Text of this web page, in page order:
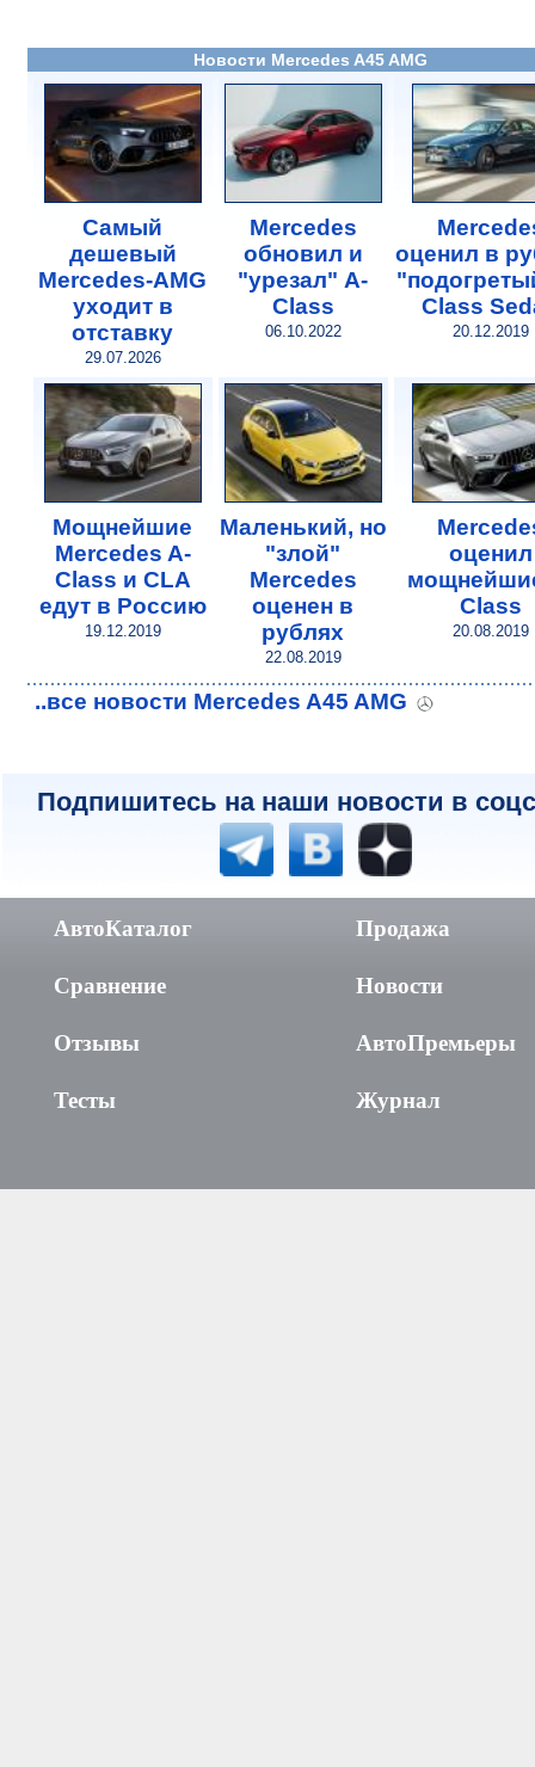
Новости Mercedes A45 AMG
Самый
дешевый
Mercedes-AMG
уходит в
отставку
29.07.2026
Mercedes
обновил и
"урезал" A-
Class
06.10.2022
оценил в
Class
20.12.2019
Мощнейшие
Mercedes A-
Class и CLA
едут в Россию
19.12.2019
Маленький, но
"злой"
Mercedes
оценен в
рублях
22.08.2019
оценил
Class
20.08.2019
..все новости Mercedes A45 AMG
Подпишитесь на наши новости в
АвтоКаталог
Сравнение
Отзывы
Тесты
Продажа
Новости
АвтоПремьеры
Журнал